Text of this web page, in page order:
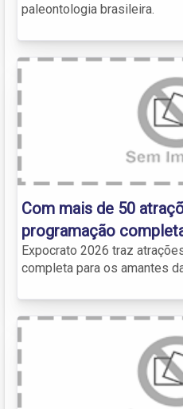
paleontologia brasileira.
Com mais de 50
programação
Expocrato 2026 traz
completa para os amantes